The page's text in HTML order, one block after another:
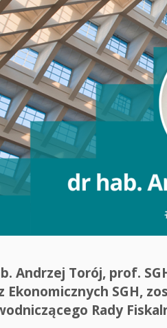
Andrzej Torój, prof.
Ekonomicznych SGH,
Rady